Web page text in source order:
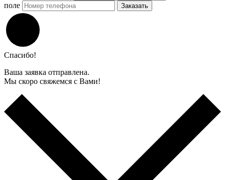
поле
Заказать
Спасибо!
Ваша заявка отправлена.
Мы скоро свяжемся с Вами!